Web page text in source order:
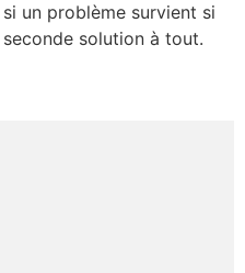
un problème survient si
solution à tout.